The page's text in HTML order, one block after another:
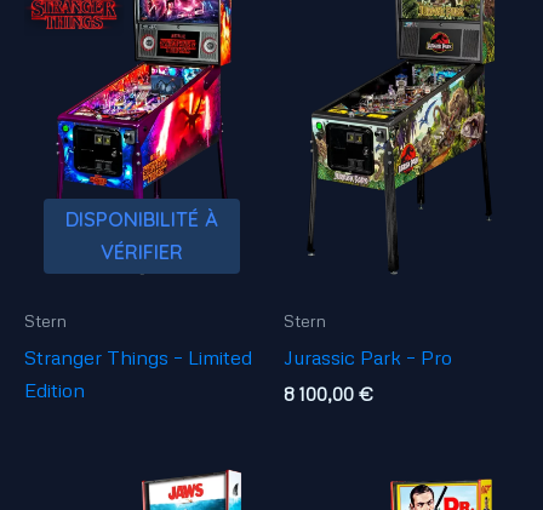
DISPONIBILITÉ À
VÉRIFIER
Stern
Stranger Things – Limited
Edition
Stern
Jurassic Park – Pro
8 100,00 €